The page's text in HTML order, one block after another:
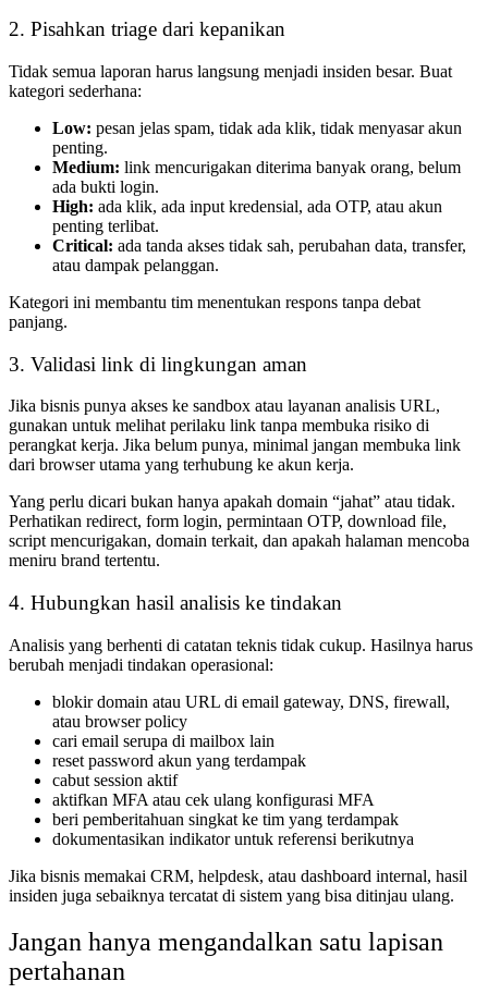
2. Pisahkan triage dari kepanikan
Tidak semua laporan harus langsung menjadi insiden besar. Buat
kategori sederhana:
Low: pesan jelas spam, tidak ada klik, tidak menyasar akun
penting.
Medium: link mencurigakan diterima banyak orang, belum
ada bukti login.
High: ada klik, ada input kredensial, ada OTP, atau akun
penting terlibat.
Critical: ada tanda akses tidak sah, perubahan data, transfer,
atau dampak pelanggan.
Kategori ini membantu tim menentukan respons tanpa debat
panjang.
3. Validasi link di lingkungan aman
Jika bisnis punya akses ke sandbox atau layanan analisis URL,
gunakan untuk melihat perilaku link tanpa membuka risiko di
perangkat kerja. Jika belum punya, minimal jangan membuka link
dari browser utama yang terhubung ke akun kerja.
Yang perlu dicari bukan hanya apakah domain “jahat” atau tidak.
Perhatikan redirect, form login, permintaan OTP, download file,
script mencurigakan, domain terkait, dan apakah halaman mencoba
meniru brand tertentu.
4. Hubungkan hasil analisis ke tindakan
Analisis yang berhenti di catatan teknis tidak cukup. Hasilnya harus
berubah menjadi tindakan operasional:
blokir domain atau URL di email gateway, DNS, firewall,
atau browser policy
cari email serupa di mailbox lain
reset password akun yang terdampak
cabut session aktif
aktifkan MFA atau cek ulang konfigurasi MFA
beri pemberitahuan singkat ke tim yang terdampak
dokumentasikan indikator untuk referensi berikutnya
Jika bisnis memakai CRM, helpdesk, atau dashboard internal, hasil
insiden juga sebaiknya tercatat di sistem yang bisa ditinjau ulang.
Jangan hanya mengandalkan satu lapisan
pertahanan